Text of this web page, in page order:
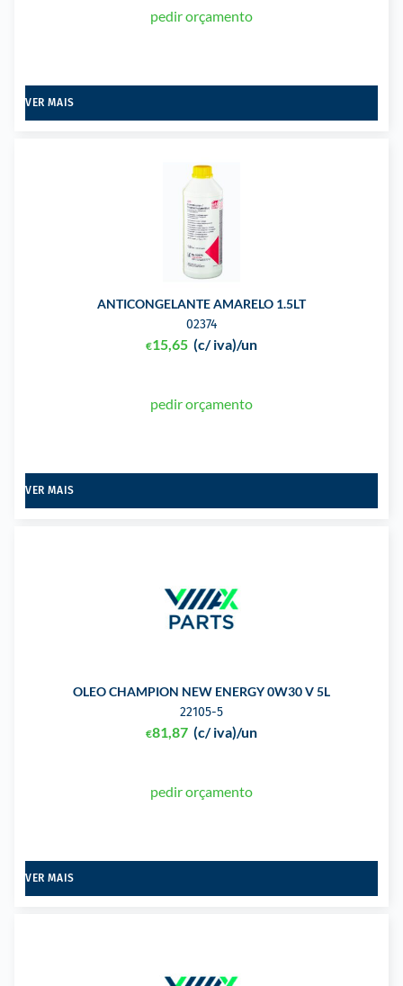
pedir orçamento
VER MAIS
ANTICONGELANTE AMARELO 1.5LT
02374
€15,65 (c/ iva)/un
pedir orçamento
VER MAIS
OLEO CHAMPION NEW ENERGY 0W30 V 5L
22105-5
€81,87 (c/ iva)/un
pedir orçamento
VER MAIS